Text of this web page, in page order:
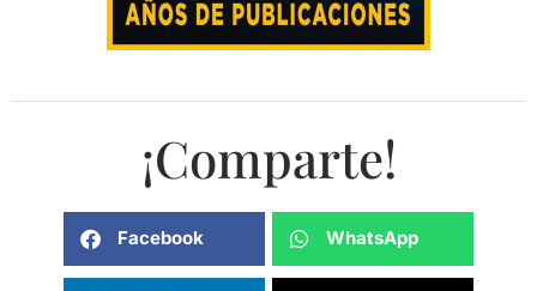
¡Comparte!
Facebook WhatsApp